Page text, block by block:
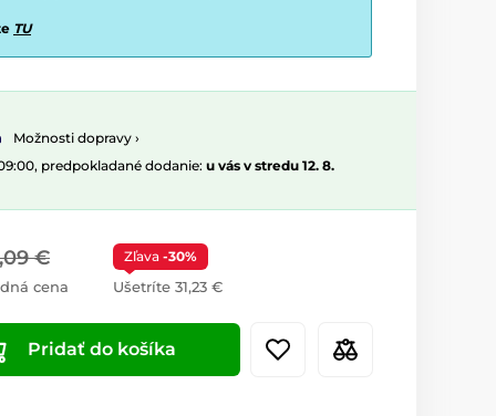
TU
Možnosti dopravy ›
predpokladané dodanie: u vás v stredu 12. 8.
€
cena
Zľava -30%
Ušetríte 31,23 €
Pridať do košíka